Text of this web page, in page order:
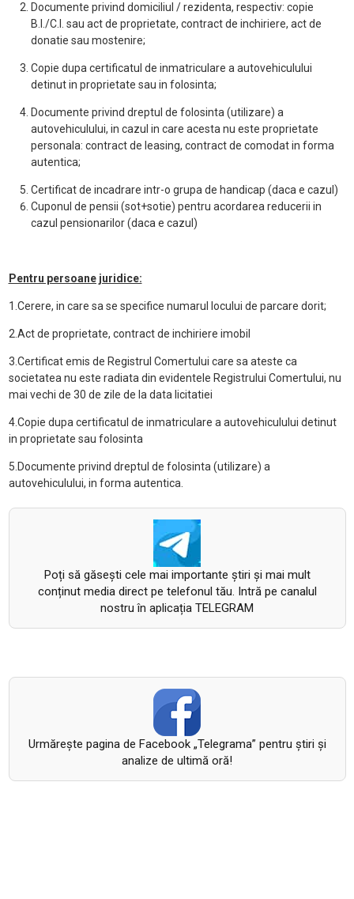
Documente privind domiciliul / rezidenta, respectiv: copie
B.I./C.I. sau act de proprietate, contract de inchiriere, act de
donatie sau mostenire;
Copie dupa certificatul de inmatriculare a autovehiculului
detinut in proprietate sau in folosinta;
Documente privind dreptul de folosinta (utilizare) a
autovehiculului, in cazul in care acesta nu este proprietate
personala: contract de leasing, contract de comodat in forma
autentica;
Certificat de incadrare intr-o grupa de handicap (daca e cazul)
Cuponul de pensii (sot+sotie) pentru acordarea reducerii in
cazul pensionarilor (daca e cazul)
Pentru persoane juridice:
1.Cerere, in care sa se specifice numarul locului de parcare dorit;
2.Act de proprietate, contract de inchiriere imobil
3.Certificat emis de Registrul Comertului care sa ateste ca
societatea nu este radiata din evidentele Registrului Comertului, nu
mai vechi de 30 de zile de la data licitatiei
4.Copie dupa certificatul de inmatriculare a autovehiculului detinut
in proprietate sau folosinta
5.Documente privind dreptul de folosinta (utilizare) a
autovehiculului, in forma autentica.
Poți să găsești cele mai importante știri și mai mult
conținut media direct pe telefonul tău. Intră pe canalul
nostru în aplicația TELEGRAM
Urmăreşte pagina de Facebook „Telegrama” pentru ştiri şi
analize de ultimă oră!